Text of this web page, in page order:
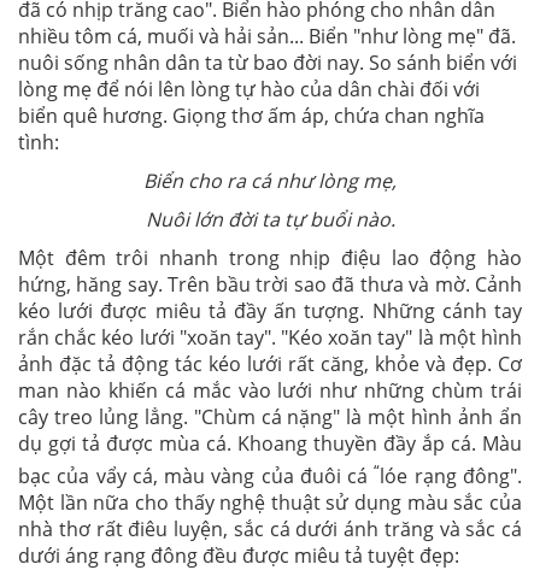
đã có nhịp trăng cao". Biển hào phóng cho nhân dân
nhiều tôm cá, muối và hải sản... Biển "như lòng mẹ" đã.
nuôi sống nhân dân ta từ bao đời nay. So sánh biển với
lòng mẹ để nói lên lòng tự hào của dân chài đối với
biển quê hương. Giọng thơ ấm áp, chứa chan nghĩa
tình:
Biển cho ra cá như lòng mẹ,
Nuôi lớn đời ta tự buổi nào.
Một đêm trôi nhanh trong nhịp điệu lao động hào
hứng, hăng say. Trên bầu trời sao đã thưa và mờ. Cảnh
kéo lưới được miêu tả đầy ấn tượng. Những cánh tay
rắn chắc kéo lưới "xoăn tay". "Kéo xoăn tay" là một hình
ảnh đặc tả động tác kéo lưới rất căng, khỏe và đẹp. Cơ
man nào khiến cá mắc vào lưới như những chùm trái
cây treo lủng lẳng. "Chùm cá nặng" là một hình ảnh ẩn
dụ gợi tả được mùa cá. Khoang thuyền đầy ắp cá. Màu
bạc của vẩy cá, màu vàng của đuôi cá“lóe rạng đông".
Một lần nữa cho thấy nghệ thuật sử dụng màu sắc của
nhà thơ rất điêu luyện, sắc cá dưới ánh trăng và sắc cá
dưới áng rạng đông đều được miêu tả tuyệt đẹp: